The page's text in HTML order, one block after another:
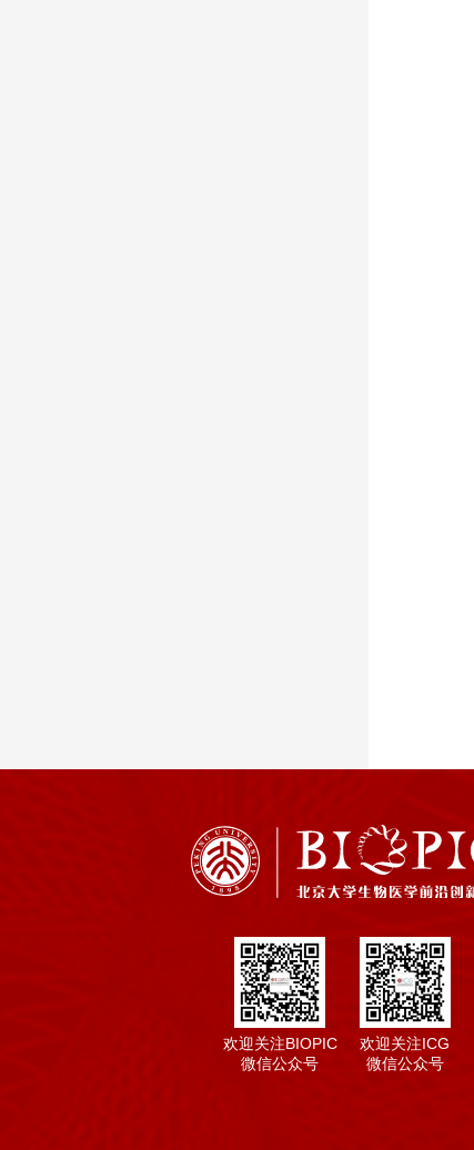
欢迎关注BIOPIC
微信公众号
欢迎关注ICG
微信公众号